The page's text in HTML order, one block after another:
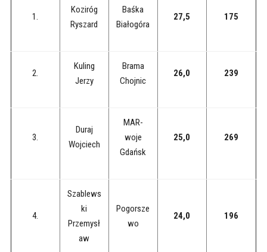
1.
Koziróg
Ryszard
Baśka
Białogóra
27,5 175
2.
Kuling
Jerzy
Brama
Chojnic
26,0 239
3.
Duraj
Wojciech
MAR-
woje
Gdańsk
25,0 269
4.
Szablews
ki
Przemysł
aw
Pogorsze
wo
24,0 196